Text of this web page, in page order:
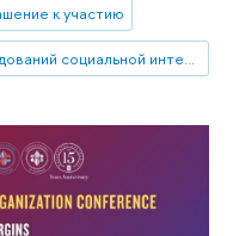
к участию
Международная лаборатория исследований социальной интеграции